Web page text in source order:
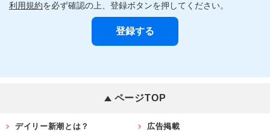
利用規約を必ず確認の上、登録ボタンを押してください。
ページTOP
デイリー新潮とは？ 広告掲載